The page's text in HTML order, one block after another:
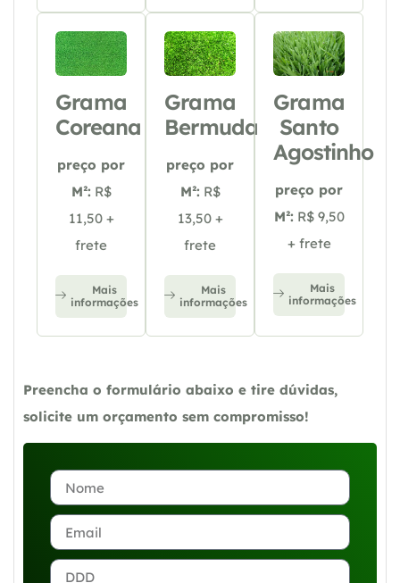
Grama
Coreana
preço por
M²: R$
11,50 +
frete
Mais
informações
Grama
Bermuda
preço por
M²: R$
13,50 +
frete
Mais
informações
Grama
Santo
Agostinho
preço por
M²: R$ 9,50
+ frete
Mais
informações
Preencha o formulário abaixo e tire dúvidas,
solicite um orçamento sem compromisso!